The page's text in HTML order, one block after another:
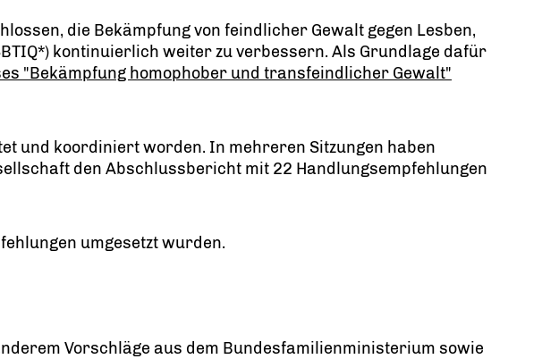
die Bekämpfung von feindlicher Gewalt gegen Lesben,
kontinuierlich weiter zu verbessern. Als Grundlage dafür
"Bekämpfung homophober und transfeindlicher Gewalt"
und koordiniert worden. In mehreren Sitzungen haben
den Abschlussbericht mit 22 Handlungsempfehlungen
umgesetzt wurden.
Vorschläge aus dem Bundesfamilienministerium sowie